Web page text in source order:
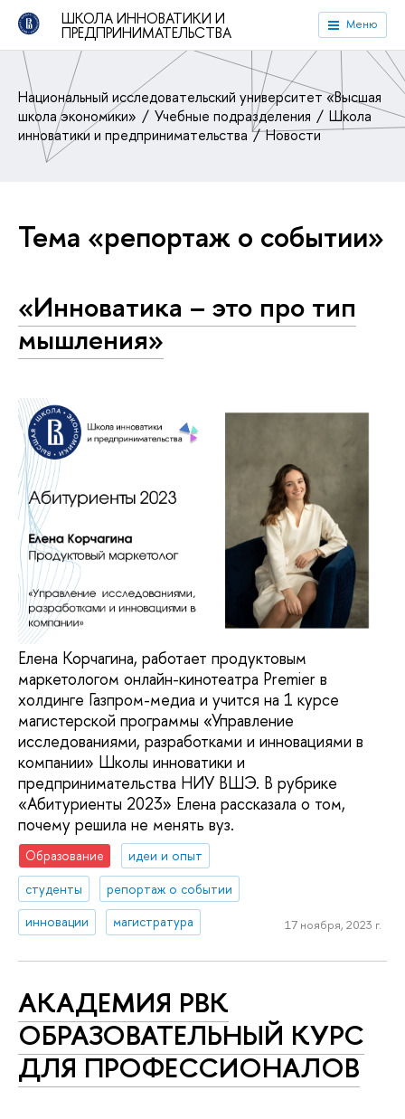
ШКОЛА ИННОВАТИКИ И
ПРЕДПРИНИМАТЕЛЬСТВА Меню
Национальный исследовательский университет «Высшая
школа экономики»
Учебные подразделения
Школа
инноватики и предпринимательства
Новости
Тема «репортаж о событии»
«Инноватика – это про тип
мышления»
Елена Корчагина, работает продуктовым
маркетологом онлайн-кинотеатра Premier в
холдинге Газпром-медиа и учится на 1 курсе
магистерской программы «Управление
исследованиями, разработками и инновациями в
компании» Школы инноватики и
предпринимательства НИУ ВШЭ. В рубрике
«Абитуриенты 2023» Елена рассказала о том,
почему решила не менять вуз.
Образование
идеи и опыт
студенты
репортаж о событии
инновации
магистратура 17 ноября, 2023 г.
АКАДЕМИЯ РВК
ОБРАЗОВАТЕЛЬНЫЙ КУРС
ДЛЯ ПРОФЕССИОНАЛОВ